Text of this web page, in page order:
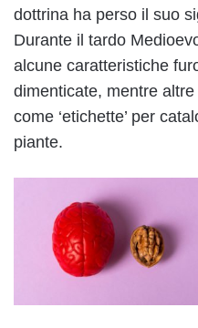
dottrina ha perso il suo
Durante il tardo
alcune caratteristiche
dimenticate, mentre
come ‘etichette’ per
piante.